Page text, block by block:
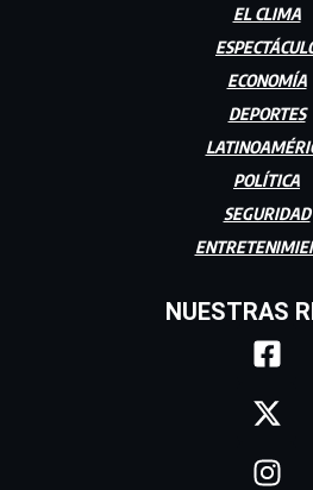
EL CLIMA
ECONOMÍA
DEPORTES
POLÍTICA
SEGURIDAD
NUESTRAS